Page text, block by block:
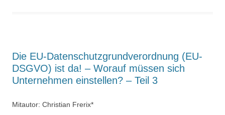
Die EU-Datenschutzgrundverordnung (EU-
DSGVO) ist da! – Worauf müssen sich
Unternehmen einstellen? – Teil 3
Mitautor: Christian Frerix*